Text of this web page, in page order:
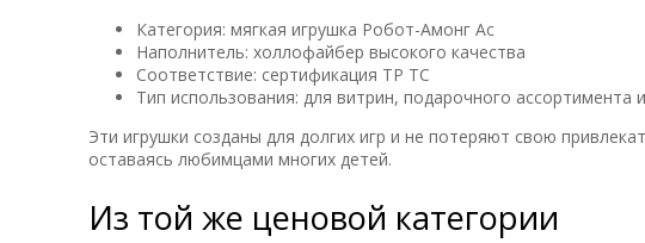
Категория: мягкая игрушка Робот-Амонг Ас
Наполнитель: холлофайбер высокого качества
Соответствие: сертификация ТР ТС
Тип использования: для витрин, подарочного ассортимента
Эти игрушки созданы для долгих игр и не потеряют свою
оставаясь любимцами многих детей.
Из той же ценовой категории